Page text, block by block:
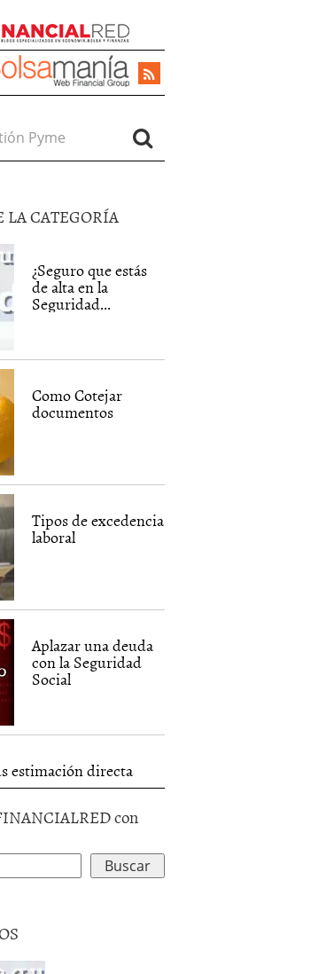
LA CATEGORÍA
¿Seguro que estás
de alta en la
Seguridad...
Como Cotejar
documentos
Tipos de excedencia
laboral
Aplazar una deuda
con la Seguridad
Social
estimación directa
con